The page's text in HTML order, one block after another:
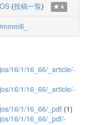
(投稿一覧) 4
16/1/16_66/_article/-
16/1/16_66/_article/-
16/1/16_66/_pdf (1)
16/1/16_66/_pdf/-